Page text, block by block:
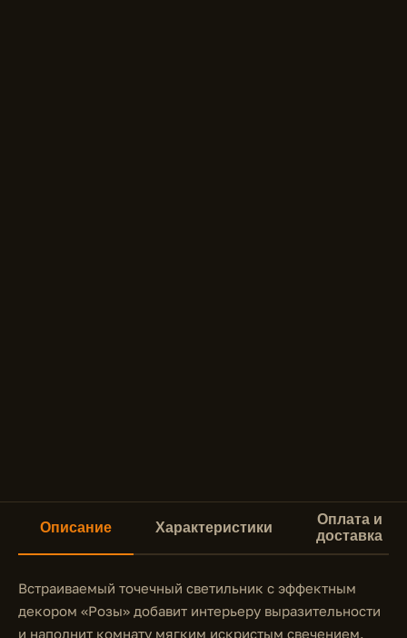
Описание Характеристики
Оплата и
доставка
Встраиваемый точечный светильник с эффектным
декором «Розы» добавит интерьеру выразительности
и наполнит комнату мягким искристым свечением.